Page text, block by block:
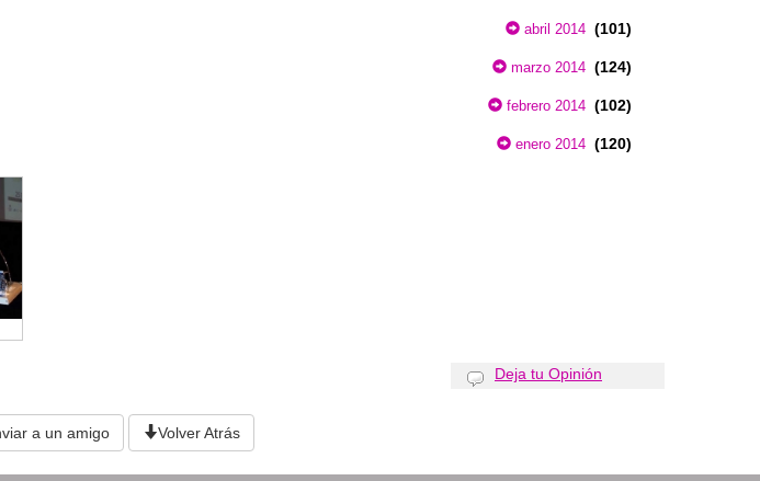
abril 2014 (101)
marzo 2014 (124)
febrero 2014 (102)
enero 2014 (120)
Deja tu Opinión
a un amigo Volver Atrás